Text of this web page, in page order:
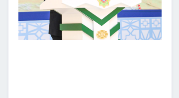
2026/07/08
ТӨРИЙН ОДОН
МЕДАЛИАР ШАГНАЛАА